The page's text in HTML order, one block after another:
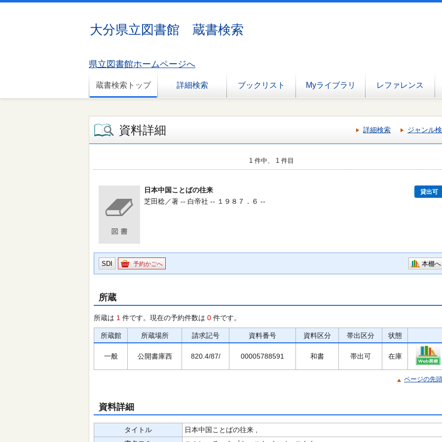
大分県立図書館 蔵書検索
県立図書館ホームページへ
蔵書検索トップ 詳細検索 ブックリスト Myライブラリ レファレンス
資料詳細 詳細検索 ジャンル
1 件中、 1 件目
日本中国ことばの往来 貸出可
芝田稔／著 -- 白帝社 -- １９８７．６ --
SDI 予約かごへ 本棚へ
所蔵
所蔵は 1 件です。現在の予約件数は 0 件です。
所蔵館 所蔵場所 請求記号 資料番号 資料区分 帯出区分 状態
一般 公開書庫西 820.4/87/ 00005788591 和書 帯出可 在庫
ページの先
資料詳細
タイトル
日本中国ことばの往来 ,